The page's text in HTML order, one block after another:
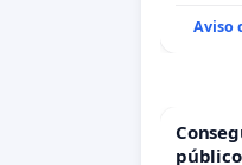
Aviso